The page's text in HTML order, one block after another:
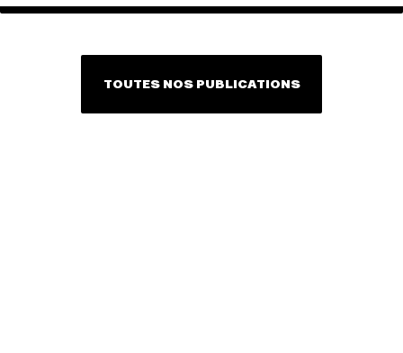
TOUTES NOS PUBLICATIONS